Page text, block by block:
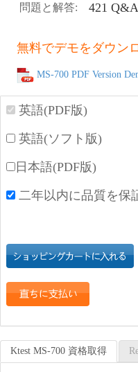
問題と解答: 421
無料でデモをダウン
MS-700 PDF Version
英語(PDF版)
英語(ソフト版)
日本語(PDF版)
二年以内に品質を保
Ktest MS-700 資格取得